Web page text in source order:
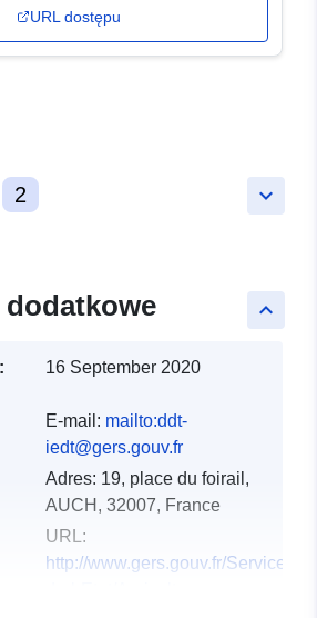
URL dostępu
keyboard_arrow_down
2
keyboard_arrow_up
16 September 2020
E-mail: mailto:ddt-
iedt@gers.gouv.fr
Adres: 19, place du foirail,
AUCH, 32007, France
URL:
http://www.gers.gouv.fr/Services-